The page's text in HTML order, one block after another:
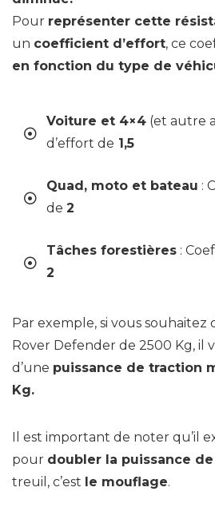
Pour représenter cette
un coefficient d’effort, ce
en fonction du type de
Voiture et 4×4 (et autre
d’effort de 1,5
Quad, moto et bateau :
de 2
Tâches forestières :
2
Par exemple, si vous souhaitez
Rover Defender de 2500 Kg, il
d’une puissance de traction
Kg.
Il est important de noter qu’il
pour doubler la puissance
treuil, c’est le mouflage.